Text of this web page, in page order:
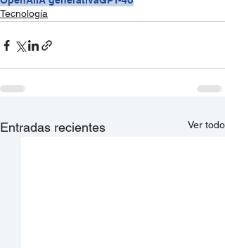
Tecnología
Entradas recientes Ver todo